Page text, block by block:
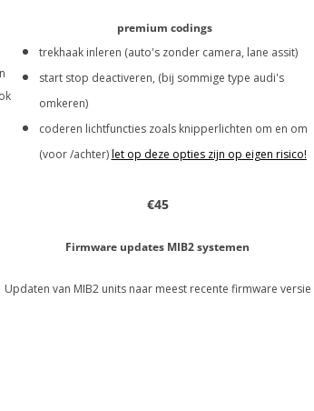
premium codings
trekhaak inleren (auto's zonder camera, lane assit)
start stop deactiveren, (bij sommige type audi's
omkeren)
coderen lichtfuncties zoals knipperlichten om en om
(voor /achter)let op deze opties zijn op eigen risico!
€45
Firmware updates MIB2 systemen
Updaten van MIB2 units naar meest recente firmware versie